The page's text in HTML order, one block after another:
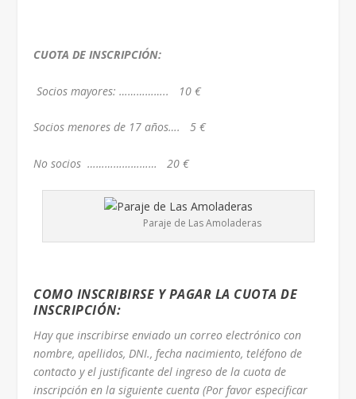
CUOTA DE INSCRIPCIÓN:
Socios mayores: …………….. 10 €
Socios menores de 17 años…. 5 €
No socios …………………… 20 €
Paraje de Las Amoladeras
COMO INSCRIBIRSE Y PAGAR LA CUOTA DE
INSCRIPCIÓN:
Hay que inscribirse enviado un correo electrónico con
nombre, apellidos, DNI., fecha nacimiento, teléfono de
contacto y el justificante del ingreso de la cuota de
inscripción en la siguiente cuenta (Por favor especificar